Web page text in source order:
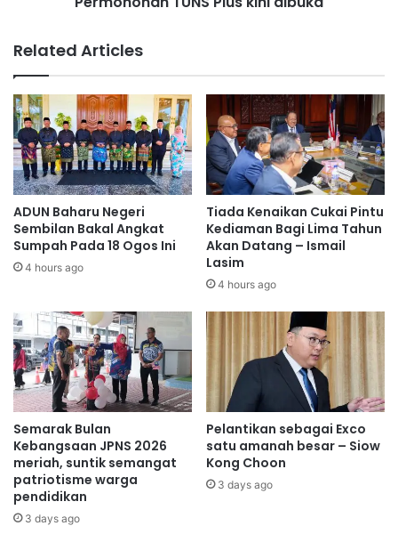
N
e
g
e
r
i
S
e
m
b
i
l
N
S
P
l
u
s
k
i
n
i
d
i
k
a
Related Articles
ADUN Baharu Negeri
Sembilan Bakal Angkat
Sumpah Pada 18 Ogos Ini
4 hours ago
Tiada Kenaikan Cukai Pintu
Kediaman Bagi Lima Tahun
Akan Datang – Ismail
Lasim
4 hours ago
Semarak Bulan
Kebangsaan JPNS 2026
meriah, suntik semangat
patriotisme warga
pendidikan
3 days ago
Pelantikan sebagai Exco
satu amanah besar – Siow
Kong Choon
3 days ago